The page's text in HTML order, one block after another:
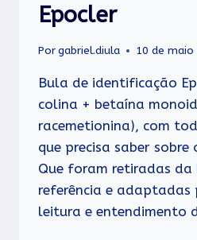
Epocler
Porgabriel.diula 10 de maio
Bula de identificação
colina + betaína
racemetionina), com
que precisa saber sobre
Que foram retiradas
referência e adaptadas
leitura e entendimento